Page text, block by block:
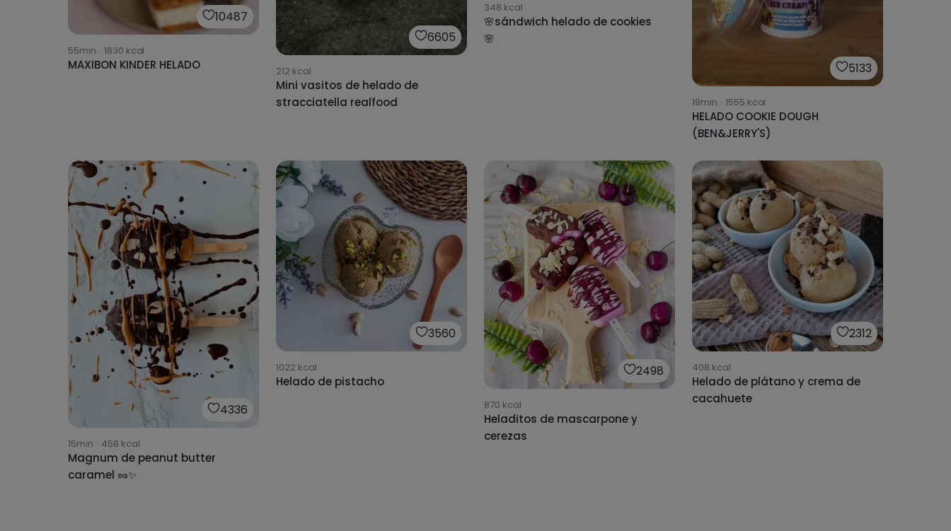
10487
55min · 1830 kcal
MAXIBON KINDER HELADO
6605
212 kcal
Mini vasitos de helado de
stracciatella realfood
348 kcal
🌸sándwich helado de cookies
🌸
5133
19min · 1555 kcal
HELADO COOKIE DOUGH
(BEN&JERRY'S)
4336
15min · 458 kcal
Magnum de peanut butter
caramel 🥜✨
3560
1022 kcal
Helado de pistacho
2498
870 kcal
Heladitos de mascarpone y
cerezas
2312
408 kcal
Helado de plátano y crema de
cacahuete